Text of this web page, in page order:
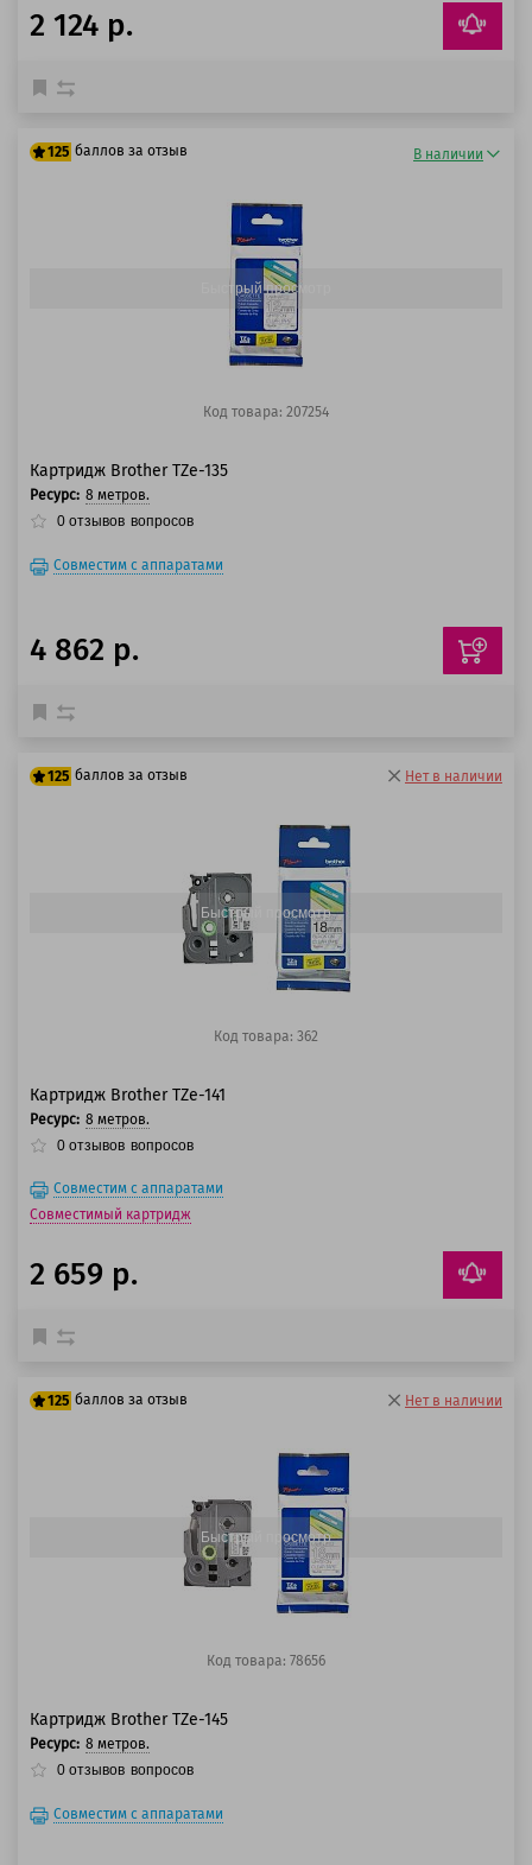
2 124 р.
125 баллов за отзыв В наличии
Быстрый просмотр
Код товара: 207254
Картридж Brother TZe-135
Ресурс: 8 метров.
0 отзывов вопросов
Совместим с аппаратами
4 862 р.
125 баллов за отзыв Нет в наличии
Быстрый просмотр
Код товара: 362
Картридж Brother TZe-141
Ресурс: 8 метров.
0 отзывов вопросов
Совместим с аппаратами
Совместимый картридж
2 659 р.
125 баллов за отзыв Нет в наличии
Быстрый просмотр
Код товара: 78656
Картридж Brother TZe-145
Ресурс: 8 метров.
0 отзывов вопросов
Совместим с аппаратами